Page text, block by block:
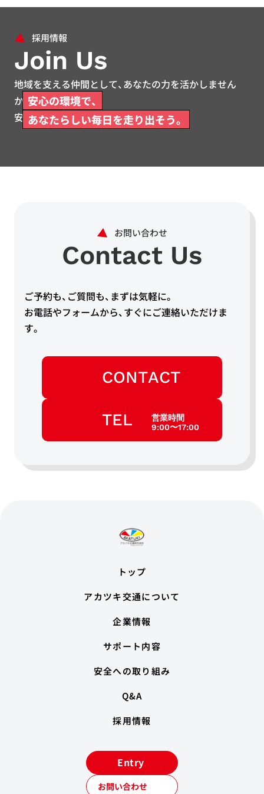
Join Us
地域を支える仲間として、あなたの力を活かしません
か。
安心して働ける環境をご用意しています。
安心の環境で、
あなたらしい毎日を走り出そう。
Contact Us
ご予約も、ご質問も、まずは気軽に。
お電話やフォームから、すぐにご連絡いただけま
す。
CONTACT
TEL
営業時間
9:00〜17:00
トップ
アカツキ交通について
企業情報
サポート内容
安全への取り組み
Q&A
採用情報
お問い合わせ
Entry